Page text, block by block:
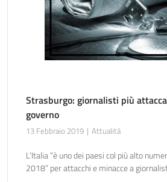
Strasburgo: giornalisti più
governo
13 Febbraio 2019 Attualità
L’Italia “è uno dei paesi col più alto
2018” per attacchi e minacce a